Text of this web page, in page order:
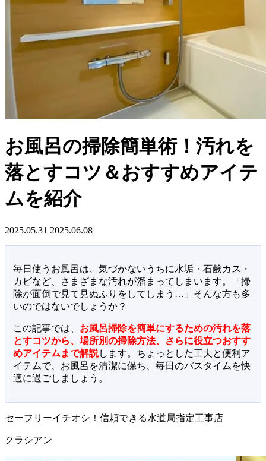
お風呂の掃除簡単術！汚れを
落とすコツ＆おすすめアイテ
ムを紹介
2025.05.31 2025.06.08
毎日使うお風呂は、気づかないうちに水垢・石鹸カス・
カビなど、さまざまな汚れが溜まってしまいます。「掃
除が面倒で見て見ぬふりをしてしまう…」そんな方も多
いのではないでしょうか？
この記事では、 お風呂掃除を簡単にするための汚れを落
とすコツから、場所別の掃除方法、さらに役立つおすす
めアイテムまで解説します。ちょっとした工夫と便利ア
イテムで、お風呂を清潔に保ち、毎日のバスタイムを快
適に過ごしましょう。
セーフリーイチオシ！信頼できる水道局指定工事店
クラシアン